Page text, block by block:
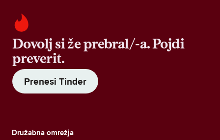
Dovolj si že prebral/-a. Pojdi
preverit.
Prenesi Tinder
Družabna omrežja